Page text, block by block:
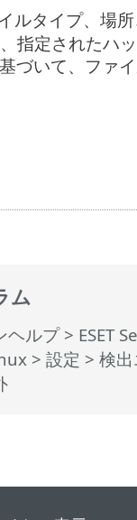
ム
ヘルプ> ESET
> 設定 > 検
ルタイプ、場
指定されたハ
づいて、ファ